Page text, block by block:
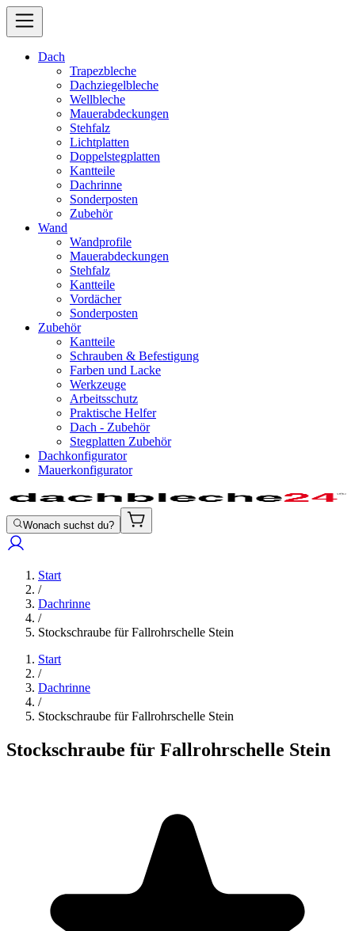
Dach
Trapezbleche
Dachziegelbleche
Wellbleche
Mauerabdeckungen
Stehfalz
Lichtplatten
Doppelstegplatten
Kantteile
Dachrinne
Sonderposten
Zubehör
Wand
Wandprofile
Mauerabdeckungen
Stehfalz
Kantteile
Vordächer
Sonderposten
Zubehör
Kantteile
Schrauben & Befestigung
Farben und Lacke
Werkzeuge
Arbeitsschutz
Praktische Helfer
Dach - Zubehör
Stegplatten Zubehör
Dachkonfigurator
Mauerkonfigurator
Wonach suchst du?
Start
/
Dachrinne
/
Stockschraube für Fallrohrschelle Stein
Start
/
Dachrinne
/
Stockschraube für Fallrohrschelle Stein
Stockschraube für Fallrohrschelle Stein